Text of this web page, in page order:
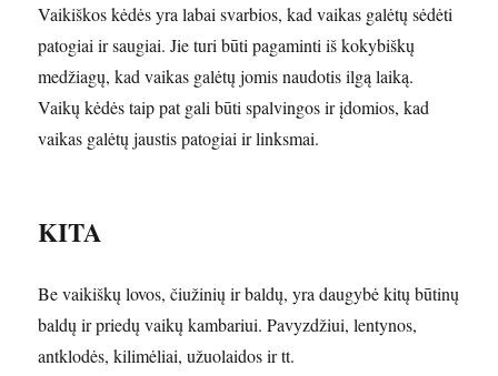
Vaikiškos kėdės yra labai svarbios, kad vaikas galėtų sėdėti
patogiai ir saugiai. Jie turi būti pagaminti iš kokybiškų
medžiagų, kad vaikas galėtų jomis naudotis ilgą laiką.
Vaikų kėdės taip pat gali būti spalvingos ir įdomios, kad
vaikas galėtų jaustis patogiai ir linksmai.
KITA
Be vaikiškų lovos, čiužinių ir baldų, yra daugybė kitų būtinų
baldų ir priedų vaikų kambariui. Pavyzdžiui, lentynos,
antklodės, kilimėliai, užuolaidos ir tt.